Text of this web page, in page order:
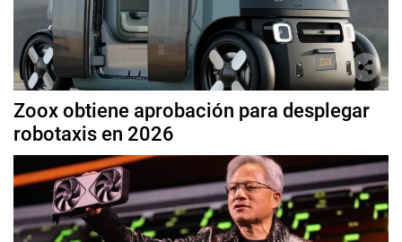
Zoox obtiene aprobación para desplegar
robotaxis en 2026